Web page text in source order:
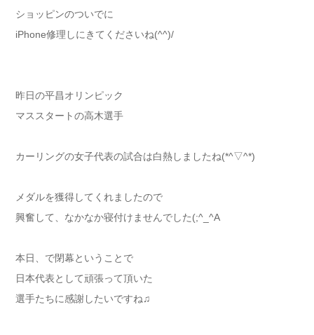
ショッピンのついでに
iPhone修理しにきてくださいね(^^)/
昨日の平昌オリンピック
マススタートの高木選手
カーリングの女子代表の試合は白熱しましたね(*^▽^*)
メダルを獲得してくれましたので
興奮して、なかなか寝付けませんでした(;^_^A
本日、で閉幕ということで
日本代表として頑張って頂いた
選手たちに感謝したいですね♫